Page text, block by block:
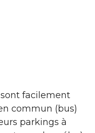
facilement
commun (bus)
parkings à